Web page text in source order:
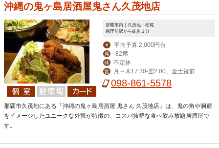
沖縄の鬼ヶ島居酒屋鬼さん久茂地店
那覇市内｜久茂地・松尾
県庁前駅から徒歩３分
￥ 平均予算 2,000円台
席 82席
休 不定休
営
月～木17:30-翌2:00、金土祝前17:
00-翌3:00（LO翌2:30）
098-861-5578
那覇市久茂地にある「沖縄の鬼ヶ島居酒屋 鬼さん 久茂地店」は、鬼の角や洞窟
をイメージしたユニークな外観が特徴の、コスパ抜群な食べ飲み放題居酒屋で
す。